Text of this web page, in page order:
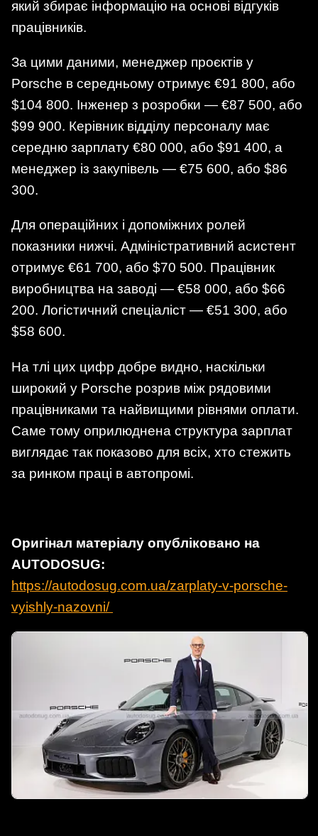
який збирає інформацію на основі відгуків
працівників.
За цими даними, менеджер проєктів у
Porsche в середньому отримує €91 800, або
$104 800. Інженер з розробки — €87 500, або
$99 900. Керівник відділу персоналу має
середню зарплату €80 000, або $91 400, а
менеджер із закупівель — €75 600, або $86
300.
Для операційних і допоміжних ролей
показники нижчі. Адміністративний асистент
отримує €61 700, або $70 500. Працівник
виробництва на заводі — €58 000, або $66
200. Логістичний спеціаліст — €51 300, або
$58 600.
На тлі цих цифр добре видно, наскільки
широкий у Porsche розрив між рядовими
працівниками та найвищими рівнями оплати.
Саме тому оприлюднена структура зарплат
виглядає так показово для всіх, хто стежить
за ринком праці в автопромі.
Оригінал матеріалу опубліковано на
AUTODOSUG:
https://autodosug.com.ua/zarplaty-v-porsche-
vyishly-nazovni/